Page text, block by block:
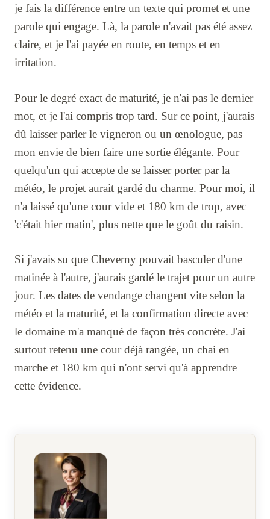
je fais la différence entre un texte qui promet et une
parole qui engage. Là, la parole n'avait pas été assez
claire, et je l'ai payée en route, en temps et en
irritation.
Pour le degré exact de maturité, je n'ai pas le dernier
mot, et je l'ai compris trop tard. Sur ce point, j'aurais
dû laisser parler le vigneron ou un œnologue, pas
mon envie de bien faire une sortie élégante. Pour
quelqu'un qui accepte de se laisser porter par la
météo, le projet aurait gardé du charme. Pour moi, il
n'a laissé qu'une cour vide et 180 km de trop, avec
'c'était hier matin', plus nette que le goût du raisin.
Si j'avais su que Cheverny pouvait basculer d'une
matinée à l'autre, j'aurais gardé le trajet pour un autre
jour. Les dates de vendange changent vite selon la
météo et la maturité, et la confirmation directe avec
le domaine m'a manqué de façon très concrète. J'ai
surtout retenu une cour déjà rangée, un chai en
marche et 180 km qui n'ont servi qu'à apprendre
cette évidence.